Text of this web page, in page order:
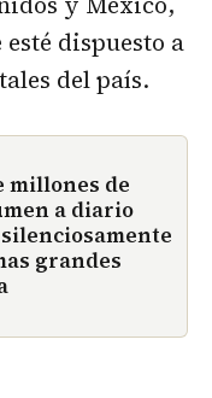
dispuesto a
del país.
millones de
a diario
grandes